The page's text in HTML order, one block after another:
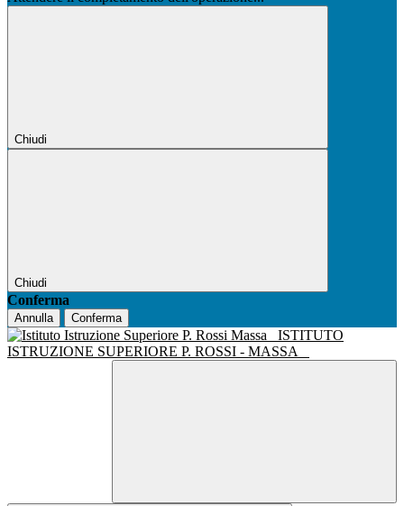
Chiudi
Chiudi
Conferma
Annulla Conferma
ISTITUTO
ISTRUZIONE SUPERIORE P. ROSSI - MASSA